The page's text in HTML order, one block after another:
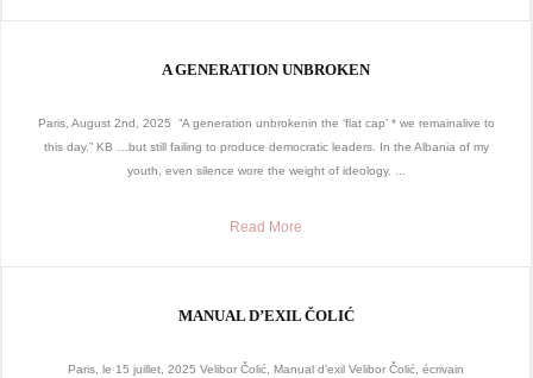
A GENERATION UNBROKEN
Paris, August 2nd, 2025 “A generation unbrokenin the ‘flat cap’ * we remainalive to
this day.” KB …but still failing to produce democratic leaders. In the Albania of my
youth, even silence wore the weight of ideology. ...
Read More
MANUAL D’EXIL ČOLIĆ
Paris, le 15 juillet, 2025 Velibor Čolić, Manual d’exil Velibor Čolić, écrivain